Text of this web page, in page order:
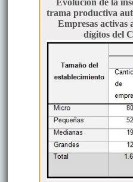
Evolución de la
trama productiva
Empresas activas
dígitos del